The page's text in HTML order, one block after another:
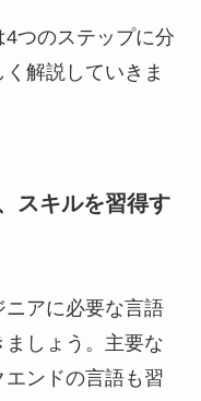
4つのステップに分
解説していきま
スキルを習得す
ニアに必要な言語
しょう。主要な
ンドの言語も習